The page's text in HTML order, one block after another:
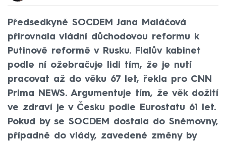
Předsedkyně SOCDEM Jana Maláčová
přirovnala vládní důchodovou reformu k
Putinově reformě v Rusku. Fialův kabinet
podle ní ožebračuje lidi tím, že je nutí
pracovat až do věku 67 let, řekla pro CNN
Prima NEWS. Argumentuje tím, že věk dožití
ve zdraví je v Česku podle Eurostatu 61 let.
Pokud by se SOCDEM dostala do Sněmovny,
případně do vlády, zavedené změny by